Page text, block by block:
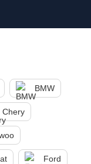
BMW
Chery
Ford